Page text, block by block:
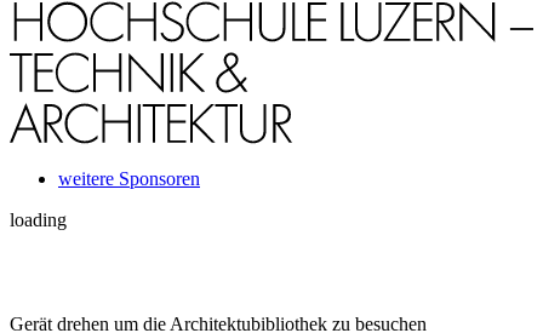
weitere Sponsoren
loading
Gerät drehen um die Architektubibliothek zu besuchen